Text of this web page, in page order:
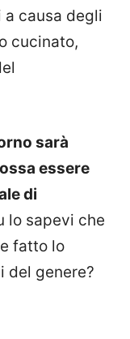
causa degli
cucinato,
sarà
essere
di
lo sapevi che
fatto lo
del genere?